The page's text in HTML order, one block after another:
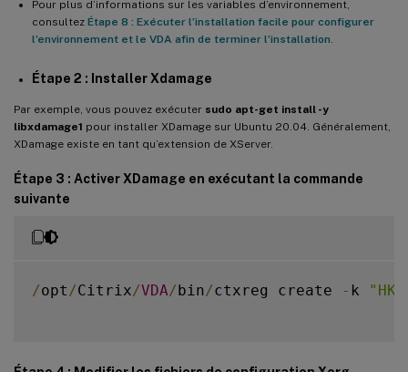
Pour plus d’informations sur les variables d’environnement,
consultez Étape 8 : Exécuter l’installation facile pour configurer
l’environnement et le VDA afin de terminer l’installation
Étape 2 : InstallerXdamage
Par exemple, vous pouvez exécuter sudo apt-get install -y
libxdamage1 pour installer XDamage sur Ubuntu 20.04. Généralement,
XDamage existe en tant qu’extension de XServer.
Étape 3 : Activer XDamage en exécutant la commande
suivante
/opt /Citrix/VDA/bin/ctxreg create - k